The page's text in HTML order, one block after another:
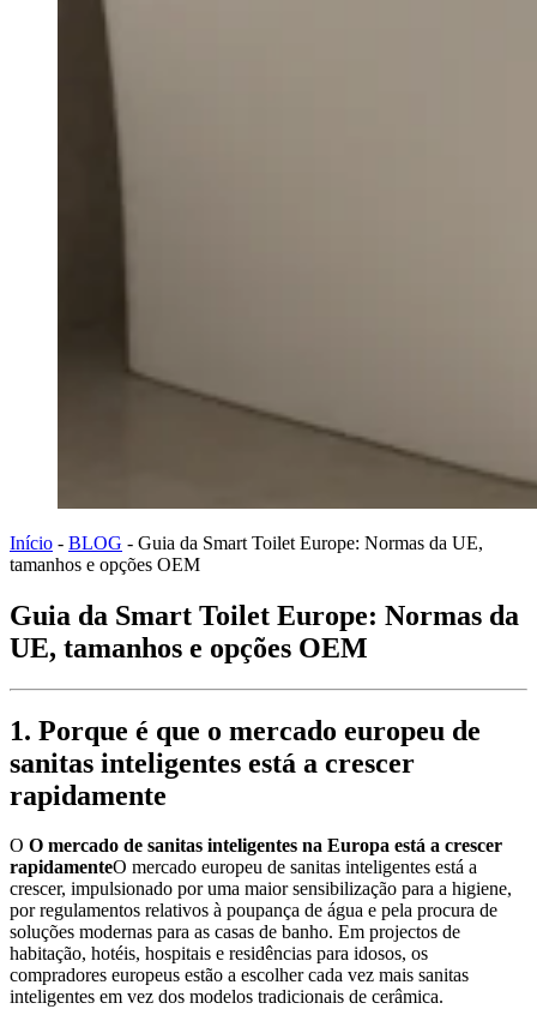
Início - BLOG - Guia da Smart Toilet Europe: Normas da UE,
tamanhos e opções OEM
Guia da Smart Toilet Europe: Normas da
UE, tamanhos e opções OEM
1. Porque é que o mercado europeu de
sanitas inteligentes está a crescer
rapidamente
O O mercado de sanitas inteligentes na Europa está a crescer
rapidamenteO mercado europeu de sanitas inteligentes está a
crescer, impulsionado por uma maior sensibilização para a higiene,
por regulamentos relativos à poupança de água e pela procura de
soluções modernas para as casas de banho. Em projectos de
habitação, hotéis, hospitais e residências para idosos, os
compradores europeus estão a escolher cada vez mais sanitas
inteligentes em vez dos modelos tradicionais de cerâmica.